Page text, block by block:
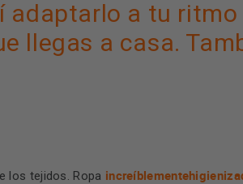
adaptarlo a tu ritmo
llegas a casa.
los tejidos. Ropa increíblemente